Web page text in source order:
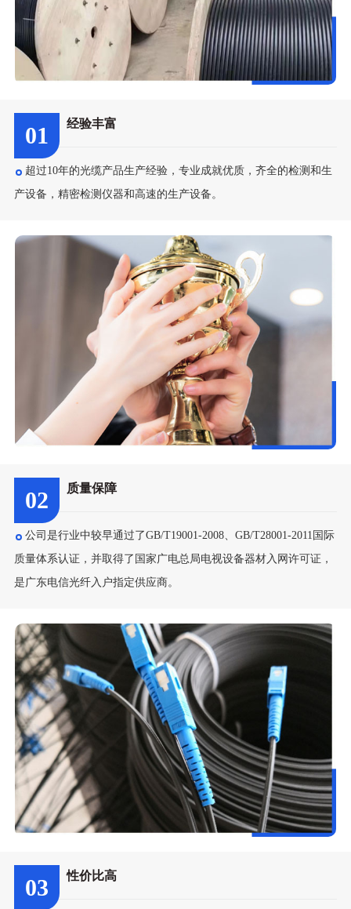
01 经验丰富
超过10年的光缆产品生产经验，专业成就优质，齐全的检测和生
产设备，精密检测仪器和高速的生产设备。
02 质量保障
公司是行业中较早通过了GB/T19001-2008、GB/T28001-2011国际
质量体系认证，并取得了国家广电总局电视设备器材入网许可证，
是广东电信光纤入户指定供应商。
03 性价比高